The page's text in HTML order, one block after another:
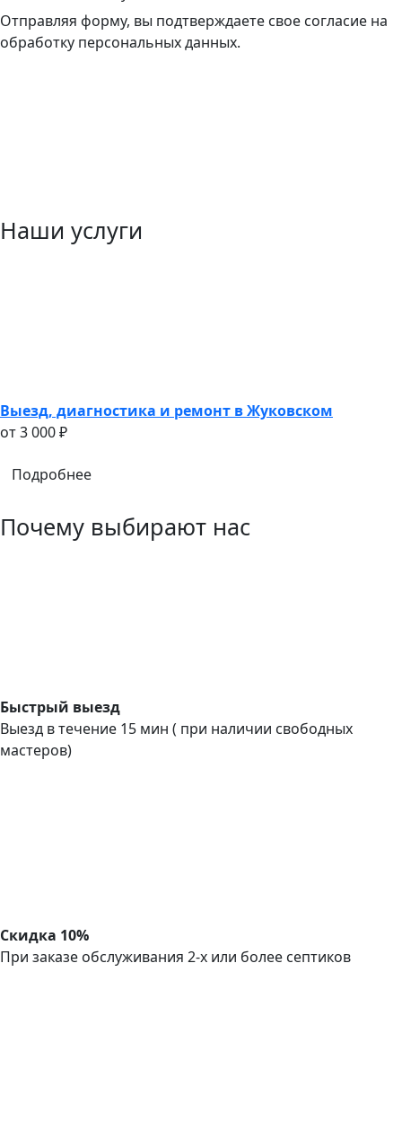
Отправляя форму, вы подтверждаете свое согласие на
обработку персональных данных.
Наши услуги
Выезд, диагностика и ремонт в Жуковском
oт 3 000 ₽
Подробнее
Почему выбирают нас
Быстрый выезд
Выезд в течение 15 мин ( при наличии свободных
мастеров)
Скидка 10%
При заказе обслуживания 2-х или более септиков